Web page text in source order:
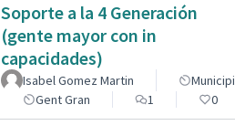
Soporte a la 4 Generación
(gente mayor con in
capacidades)
Isabel Gomez Martin
Municipi
Gent Gran
1 0